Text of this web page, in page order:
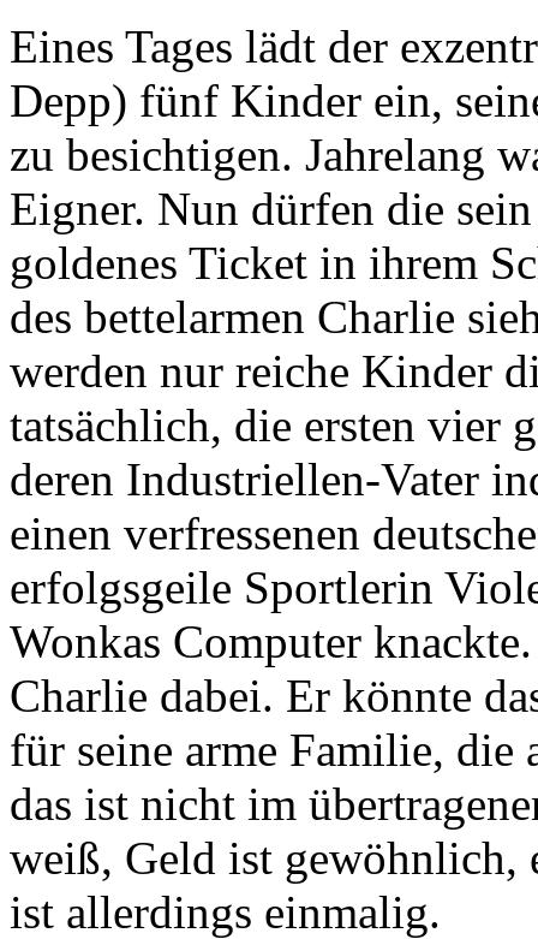
Eines Tages lädt der
Depp) fünf Kinder ein,
zu besichtigen. Jahrelang
Eigner. Nun dürfen die
goldenes Ticket in ihrem
des bettelarmen Charlie
werden nur reiche Kinder
tatsächlich, die ersten vier
deren Industriellen-Vater
einen verfressenen
erfolgsgeile Sportlerin
Wonkas Computer
Charlie dabei. Er könnte
für seine arme Familie, die
das ist nicht im
weiß, Geld ist gewöhnlich,
ist allerdings einmalig.